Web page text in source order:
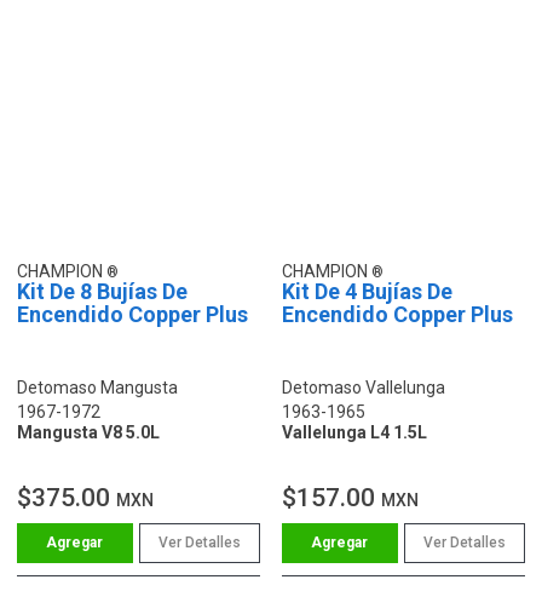
CHAMPION
Kit De 8 Bujías De
Encendido Copper Plus
Detomaso Mangusta
1967-1972
Mangusta V8 5.0L
$375.00 MXN
Ver Detalles
CHAMPION
Kit De 4 Bujías De
Encendido Copper Plus
Detomaso Vallelunga
1963-1965
Vallelunga L4 1.5L
$157.00 MXN
Ver Detalles